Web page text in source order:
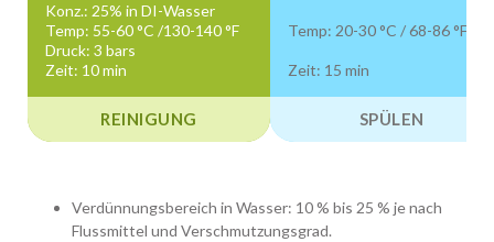
Konz.: 25% in DI-Wasser
Temp: 55-60 °C /130-140 °F
Druck: 3 bars
Zeit: 10 min
REINIGUNG
Temp: 20-30 °C / 68-86 °F
Zeit: 15 min
SPÜLEN
Verdünnungsbereich in Wasser: 10 % bis 25 % je nach
Flussmittel und Verschmutzungsgrad.